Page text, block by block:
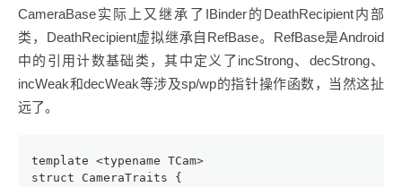
CameraBase实际上又继承了IBinder的DeathRecipient内部
类，DeathRecipient虚拟继承自RefBase。RefBase是Android
中的引用计数基础类，其中定义了incStrong、decStrong、
incWeak和decWeak等涉及sp/wp的指针操作函数，当然这扯
远了。
template <typename TCam>
struct CameraTraits {